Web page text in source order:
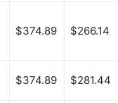
$374.89 $266.14
$374.89 $281.44